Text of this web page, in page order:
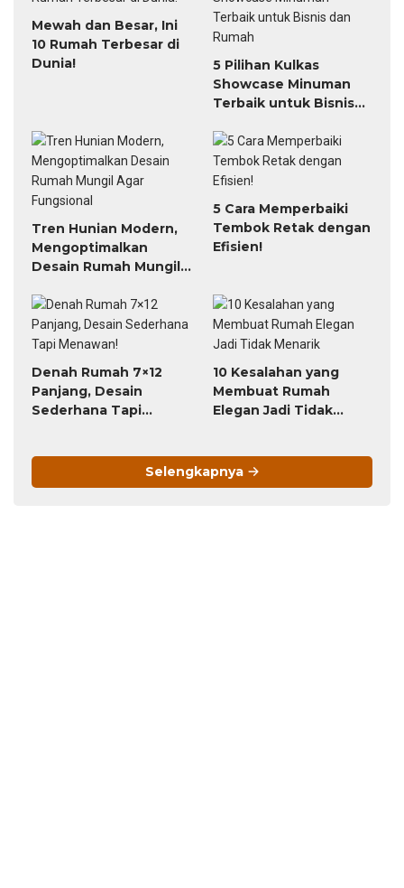
Mewah dan Besar, Ini
10 Rumah Terbesar di
Dunia!
5 Pilihan Kulkas
Showcase Minuman
Terbaik untuk Bisnis
Tren Hunian Modern,
Mengoptimalkan
Desain Rumah Mungil
5 Cara Memperbaiki
Tembok Retak dengan
Efisien!
Denah Rumah 7×12
Panjang, Desain
Sederhana Tapi
10 Kesalahan yang
Membuat Rumah
Elegan Jadi Tidak
Selengkapnya